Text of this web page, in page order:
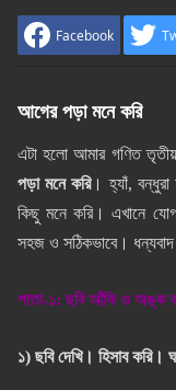
Facebook
আগের পড়া মনে করি
এটা হলো আমার গণিত
পড়া মনে করি। হ্যাঁ, বন্ধুরা
কিছু মনে করি। এখানে
সহজ ও সঠিকভাবে।
পাতা-১: ছবি আঁকি ও অঙ্ক
১) ছবি দেখি। হিসাব করি।